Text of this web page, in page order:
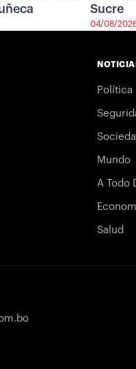
Sucre
04/08/
Política
Mundo
A Todo
Salud